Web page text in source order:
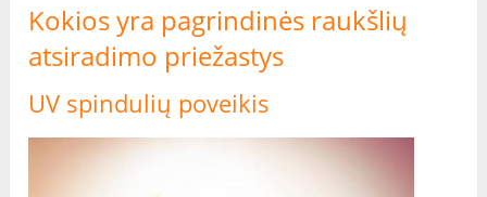
Kokios yra pagrindinės raukšlių
atsiradimo priežastys
UV spindulių poveikis